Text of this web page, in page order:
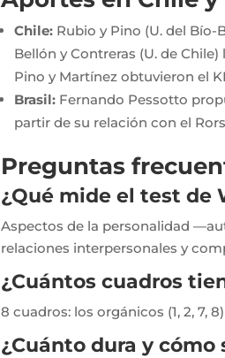
Chile: Rubio y Pino (U. del
Bellón y Contreras (U. de
Pino y Martínez obtuvieron el
Brasil: Fernando Pessotto
partir de su relación con el
Preguntas
¿Qué mide el test de
Aspectos de la personalidad
relaciones interpersonales y
¿Cuántos cuadros
8 cuadros: los orgánicos (1, 2, 7,
¿Cuánto dura y cómo